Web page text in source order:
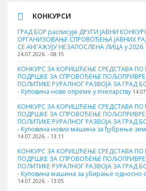
КОНКУРСИ
ГРАД БОР расписује ДРУГИ ЈАВНИ
ОРГАНИЗОВАЊЕ СПРОВОЂЕЊА ЈАВНИХ
СЕ АНГАЖУЈУ НЕЗАПОСЛЕНА ЛИЦА у
24.07.2026. - 08:15
КОНКУРС ЗА КОРИШЋЕЊЕ СРЕДСТАВА ПО
ПОДРШКЕ ЗА СПРОВОЂЕЊЕ
ПОЛИТИКЕ РУРАЛНОГ РАЗВОЈА ЗА ГРАД
- Куповина нове опреме у пчеларству
КОНКУРС ЗА КОРИШЋЕЊЕ СРЕДСТАВА ПО
ПОДРШКЕ ЗА СПРОВОЂЕЊЕ
ПОЛИТИКЕ РУРАЛНОГ РАЗВОЈА ЗА ГРАД
- Куповина нових машина за ђубрење
14.07.2026. - 13:11
КОНКУРС ЗА КОРИШЋЕЊЕ СРЕДСТАВА ПО
ПОДРШКЕ ЗА СПРОВОЂЕЊЕ
ПОЛИТИКЕ РУРАЛНОГ РАЗВОЈА ЗА ГРАД
- Куповинa машина за убирање односно
14.07.2026. - 13:05